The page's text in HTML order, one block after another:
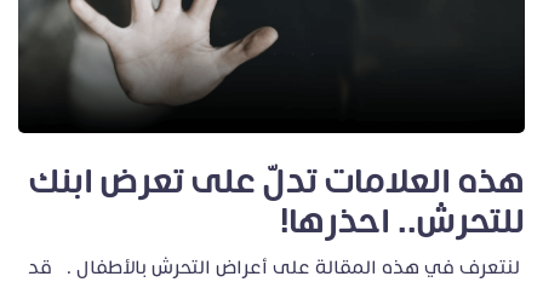
هذه العلامات تدلّ على تعرض ابنك
للتحرش.. احذرها!
لنتعرف في هذه المقالة على أعراض التحرش بالأطفال . قد